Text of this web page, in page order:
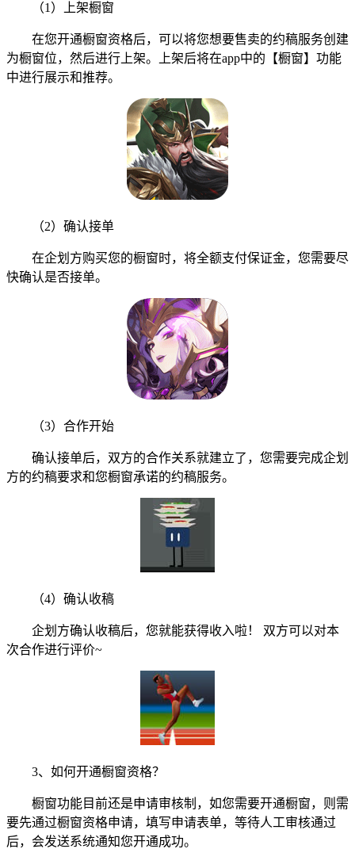
（1）上架橱窗
在您开通橱窗资格后，可以将您想要售卖的约稿服务创建
为橱窗位，然后进行上架。上架后将在app中的【橱窗】功能
中进行展示和推荐。
（2）确认接单
在企划方购买您的橱窗时，将全额支付保证金，您需要尽
快确认是否接单。
（3）合作开始
确认接单后，双方的合作关系就建立了，您需要完成企划
方的约稿要求和您橱窗承诺的约稿服务。
（4）确认收稿
企划方确认收稿后，您就能获得收入啦！ 双方可以对本
次合作进行评价~
3、如何开通橱窗资格？
橱窗功能目前还是申请审核制，如您需要开通橱窗，则需
要先通过橱窗资格申请，填写申请表单，等待人工审核通过
后，会发送系统通知您开通成功。